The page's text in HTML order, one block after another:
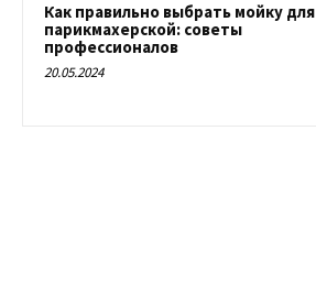
Как правильно выбрать мойку для
парикмахерской: советы
профессионалов
20.05.2024